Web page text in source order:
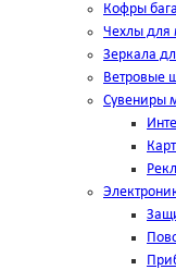
Кофры
Чехлы для
Зеркала
Ветровые
Сувениры